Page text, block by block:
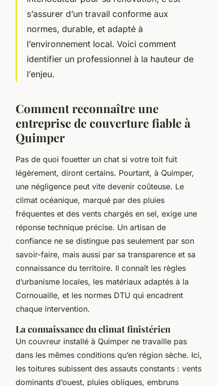
s’assurer d’un travail conforme aux
normes, durable, et adapté à
l’environnement local. Voici comment
identifier un professionnel à la hauteur de
l’enjeu.
Comment reconnaître une
entreprise de couverture fiable à
Quimper
Pas de quoi fouetter un chat si votre toit fuit
légèrement, diront certains. Pourtant, à Quimper,
une négligence peut vite devenir coûteuse. Le
climat océanique, marqué par des pluies
fréquentes et des vents chargés en sel, exige une
réponse technique précise. Un artisan de
confiance ne se distingue pas seulement par son
savoir-faire, mais aussi par sa transparence et sa
connaissance du territoire. Il connaît les règles
d’urbanisme locales, les matériaux adaptés à la
Cornouaille, et les normes DTU qui encadrent
chaque intervention.
La connaissance du climat finistérien
Un couvreur installé à Quimper ne travaille pas
dans les mêmes conditions qu’en région sèche. Ici,
les toitures subissent des assauts constants : vents
dominants d’ouest, pluies obliques, embruns